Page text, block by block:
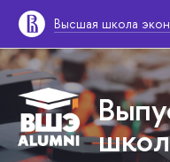
Высшая школа